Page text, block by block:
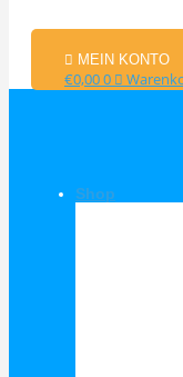
MEIN KONTO
€0,000
Shop